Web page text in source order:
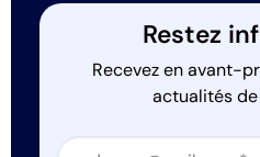
Restez
Recevez en avant-
actualités